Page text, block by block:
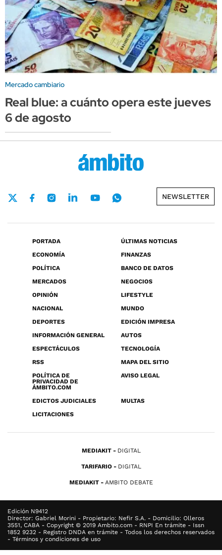
Mercado cambiario
Real blue: a cuánto opera este jueves
6 de agosto
NEWSLETTER
PORTADA
ÚLTIMAS NOTICIAS
ECONOMÍA
FINANZAS
POLÍTICA
BANCO DE DATOS
MERCADOS
NEGOCIOS
OPINIÓN
LIFESTYLE
NACIONAL
MUNDO
DEPORTES
EDICIÓN IMPRESA
INFORMACIÓN GENERAL
AUTOS
ESPECTÁCULOS
TECNOLOGÍA
RSS
MAPA DEL SITIO
POLÍTICA DE
PRIVACIDAD DE
ÁMBITO.COM
AVISO LEGAL
EDICTOS JUDICIALES
MULTAS
LICITACIONES
MEDIAKIT DIGITAL
TARIFARIO DIGITAL
MEDIAKIT AMBITO DEBATE
Edición N9412
Director: Gabriel Morini - Propietario: Nefir S.A. - Domicilio: Olleros
3551, CABA - Copyright © 2019 Ambito.com - RNPI En trámite - Issn
1852 9232 - Registro DNDA en trámite - Todos los derechos reservados
- Términos y condiciones de uso